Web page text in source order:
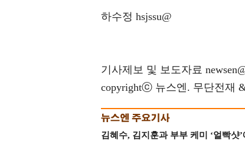
하수정 hsjssu@
기사제보 및 보도자료
copyrightⓒ 뉴스엔. 무단전재
김혜수, 김지훈과 부부 케미 ‘얼빡샷